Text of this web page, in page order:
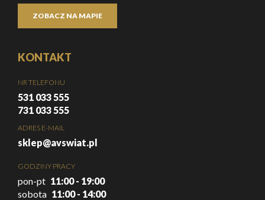
ZOBACZ NA MAPIE
KONTAKT
NR TELEFONU
531 033 555
731 033 555
ADRES E-MAIL
sklep@avswiat.pl
GODZINY PRACY
pon-pt 11:00 - 19:00
sobota 11:00 - 14:00